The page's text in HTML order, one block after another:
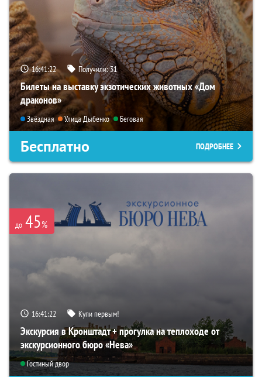
16:41:21 Получили:31
Билеты на выставку экзотических животных «Дом
драконов»
Звёздная Улица Дыбенко Беговая
Бесплатно ПОДРОБНЕЕ
до 45%
16:41:21 Купи первым!
Экскурсия в Кронштадт + прогулка на теплоходе от
экскурсионного бюро «Нева»
Гостиный двор